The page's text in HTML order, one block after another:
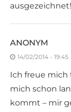
ausgezeichnet!
ANONYM
14/02/2014 - 19:45
Ich freue mich
mich schon
kommt – mir